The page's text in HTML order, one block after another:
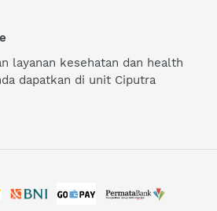
layanan kesehatan dan health
dapatkan di unit Ciputra
methods